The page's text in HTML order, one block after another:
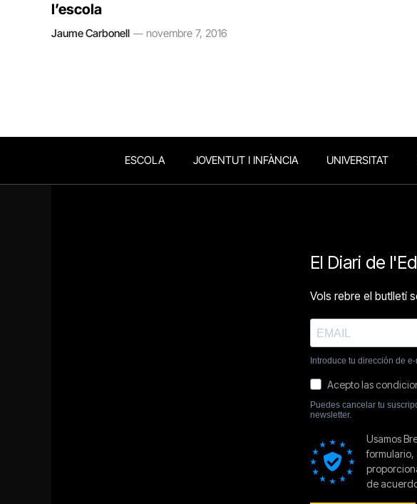
l’escola
Jaume Carbonell novembre 7, 2016
ESCOLA JOVENTUT I INFÀNCIA UNIVERSITAT